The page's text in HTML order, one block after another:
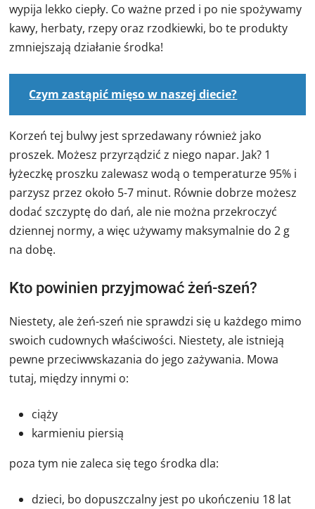
wypija lekko ciepły. Co ważne przed i po nie spożywamy
kawy, herbaty, rzepy oraz rzodkiewki, bo te produkty
zmniejszają działanie środka!
Czym zastąpić mięso w naszej diecie?
Korzeń tej bulwy jest sprzedawany również jako
proszek. Możesz przyrządzić z niego napar. Jak? 1
łyżeczkę proszku zalewasz wodą o temperaturze 95% i
parzysz przez około 5-7 minut. Równie dobrze możesz
dodać szczyptę do dań, ale nie można przekroczyć
dziennej normy, a więc używamy maksymalnie do 2 g
na dobę.
Kto powinien przyjmować żeń-szeń?
Niestety, ale żeń-szeń nie sprawdzi się u każdego mimo
swoich cudownych właściwości. Niestety, ale istnieją
pewne przeciwwskazania do jego zażywania. Mowa
tutaj, między innymi o:
ciąży
karmieniu piersią
poza tym nie zaleca się tego środka dla:
dzieci, bo dopuszczalny jest po ukończeniu 18 lat